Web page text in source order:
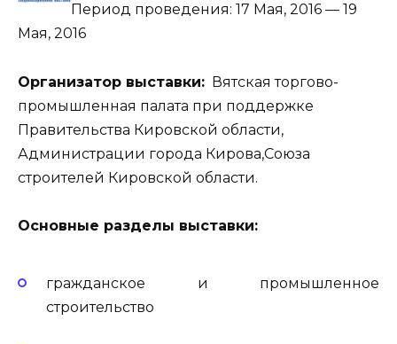
Период проведения: 17 Мая, 2016 — 19
Мая, 2016
Организатор выставки: Вятская торгово-
промышленная палата при поддержке
Правительства Кировской области,
Администрации города Кирова,Союза
строителей Кировской области.
Основные разделы выставки:
гражданское и промышленное
строительство